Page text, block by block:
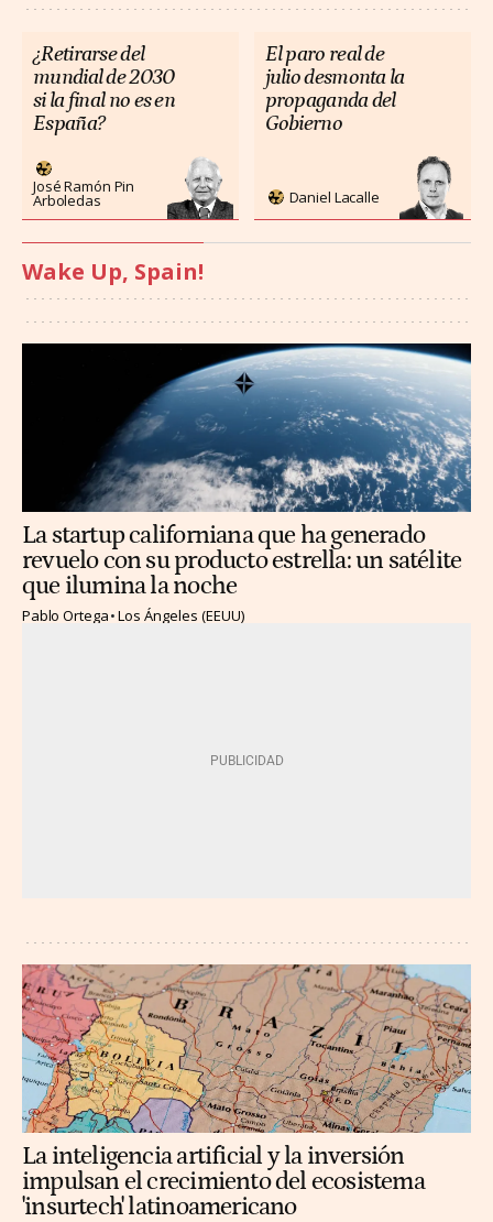
¿Retirarse del
mundial de 2030
si la final no es en
España?
José Ramón Pin
Arboledas
El paro real de
julio desmonta la
propaganda del
Gobierno
Daniel Lacalle
Wake Up, Spain!
La startup californiana que ha generado
revuelo con su producto estrella: un satélite
que ilumina la noche
Pablo Ortega Los Ángeles (EEUU)
La inteligencia artificial y la inversión
impulsan el crecimiento del ecosistema
'insurtech' latinoamericano